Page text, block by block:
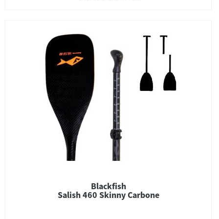
Blackfish
Salish 460 Skinny Carbone